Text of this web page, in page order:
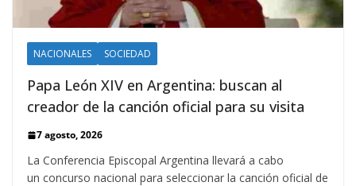
NACIONALES SOCIEDAD
Papa León XIV en Argentina: buscan al
creador de la canción oficial para su visita
7 agosto, 2026
La Conferencia Episcopal Argentina llevará a cabo
un concurso nacional para seleccionar la canción oficial de